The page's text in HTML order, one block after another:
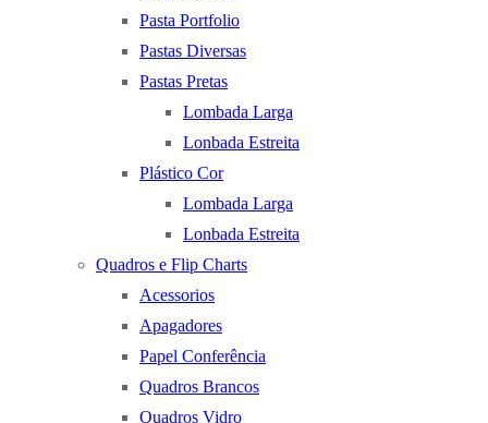
Pasta Portfolio
Pastas Diversas
Pastas Pretas
Lombada Larga
Lonbada Estreita
Plástico Cor
Lombada Larga
Lonbada Estreita
Quadros e Flip Charts
Acessorios
Apagadores
Papel Conferência
Quadros Brancos
Quadros Vidro